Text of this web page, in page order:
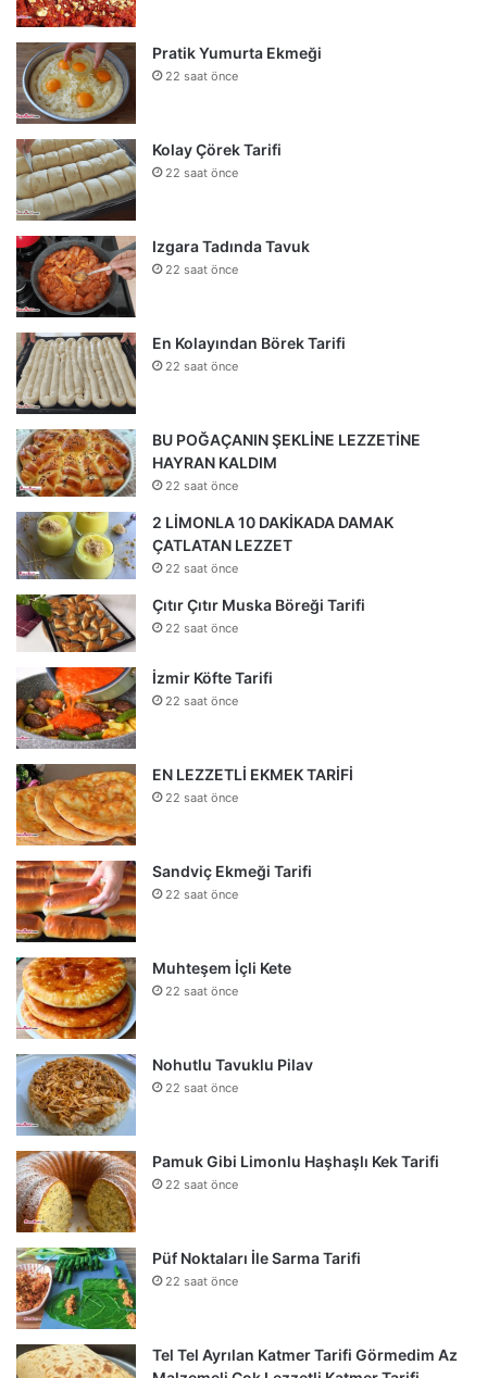
Pratik Yumurta Ekmeği
22 saat önce
Kolay Çörek Tarifi
22 saat önce
Izgara Tadında Tavuk
22 saat önce
En Kolayından Börek Tarifi
22 saat önce
BU POĞAÇANIN ŞEKLİNE LEZZETİNE
HAYRAN KALDIM
22 saat önce
2 LİMONLA 10 DAKİKADA DAMAK
ÇATLATAN LEZZET
22 saat önce
Çıtır Çıtır Muska Böreği Tarifi
22 saat önce
İzmir Köfte Tarifi
22 saat önce
EN LEZZETLİ EKMEK TARİFİ
22 saat önce
Sandviç Ekmeği Tarifi
22 saat önce
Muhteşem İçli Kete
22 saat önce
Nohutlu Tavuklu Pilav
22 saat önce
Pamuk Gibi Limonlu Haşhaşlı Kek Tarifi
22 saat önce
Püf Noktaları İle Sarma Tarifi
22 saat önce
Tel Tel Ayrılan Katmer Tarifi Görmedim Az